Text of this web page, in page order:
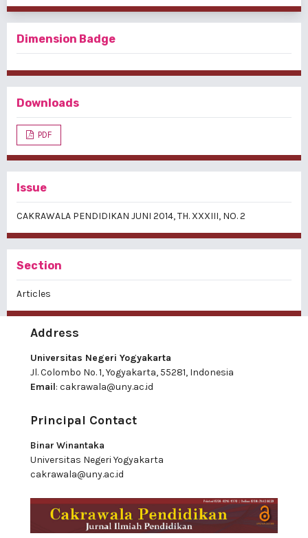
Dimension Badge
Downloads
PDF
Issue
CAKRAWALA PENDIDIKAN JUNI 2014, TH. XXXIII, NO. 2
Section
Articles
Address
Universitas Negeri Yogyakarta
Jl. Colombo No. 1, Yogyakarta, 55281, Indonesia
Email: cakrawala@uny.ac.id
Principal Contact
Binar Winantaka
Universitas Negeri Yogyakarta
cakrawala@uny.ac.id